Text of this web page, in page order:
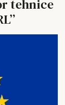
tehnice